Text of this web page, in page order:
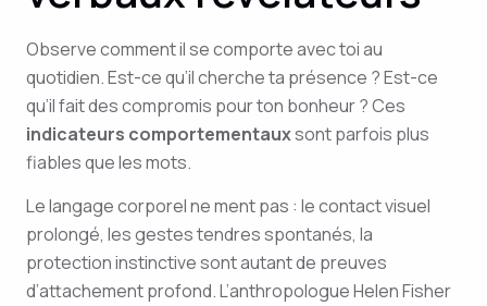
Observe comment il se comporte avec toi au
quotidien. Est-ce qu’il cherche ta présence ? Est-ce
qu’il fait des compromis pour ton bonheur ? Ces
indicateurs comportementauxsont parfois plus
fiables que les mots.
Le langage corporel ne ment pas : le contact visuel
prolongé, les gestes tendres spontanés, la
protection instinctive sont autant de preuves
d’attachement profond. L’anthropologue Helen Fisher